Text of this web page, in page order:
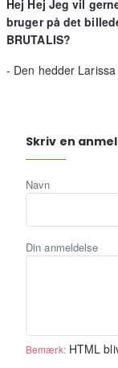
Hej Hej Jeg vil
bruger på det
BRUTALIS?
- Den hedder Larissa
Skriv en
Navn
Din anmeldelse
Bemærk:HTML